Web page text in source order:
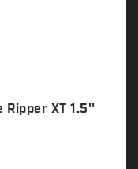
Ripper XT 1.5''